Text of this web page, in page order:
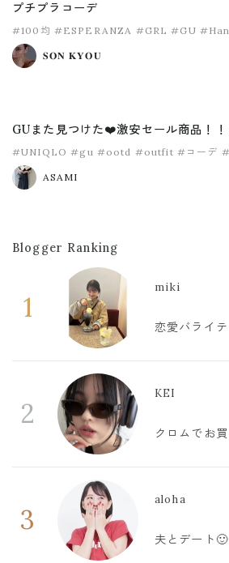
プチプラコーデ
#100均 #ESPERANZA #GRL #GU
𝐒𝐎𝐍 𝐊𝐘𝐎𝐔
GUまた見つけた❤️激安セール商品！！
#UNIQLO #gu #ootd #outfit #コーデ
ASAMI
Blogger Ranking
1
miki
恋愛バライ
2
KEI
クロムでお
3
aloha
夫とデート